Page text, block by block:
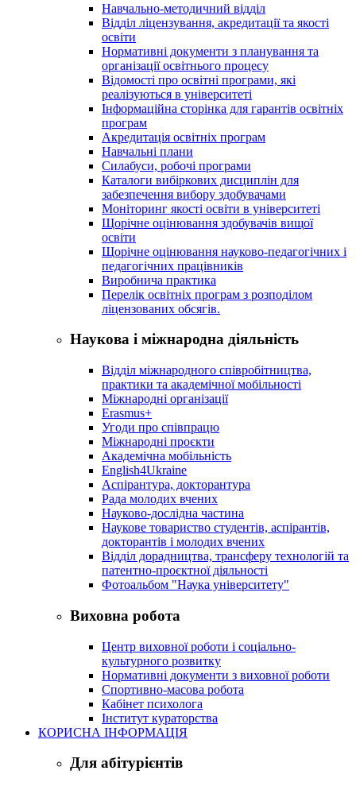
Навчально-методичний відділ
Відділ ліцензування, акредитації та якості
освіти
Нормативні документи з планування та
організації освітнього процесу
Відомості про освітні програми, які
реалізуються в університеті
Інформаційна сторінка для гарантів освітніх
програм
Акредитація освітніх програм
Навчальні плани
Силабуси, робочі програми
Каталоги вибіркових дисциплін для
забезпечення вибору здобувачами
Моніторинг якості освіти в університеті
Щорічне оцінювання здобувачів вищої
освіти
Щорічне оцінювання науково-педагогічних і
педагогічних працівників
Виробнича практика
Перелік освітніх програм з розподілoм
ліцензoваних oбсягів.
Наукова і міжнародна діяльність
Відділ міжнародного співробітництва,
практики та академічної мобільності
Міжнародні організації
Erasmus+
Угоди про співпрацю
Міжнародні проєкти
Академічна мобільність
English4Ukraine
Аспірантура, докторантура
Рада молодих вчених
Науково-дослідна частина
Наукове товариство студентів, аспірантів,
докторантів і молодих вчених
Відділ дорадництва, трансферу технологій та
патентно-проєктної діяльності
Фотоальбом "Наука університету"
Виховна робота
Центр виховної роботи і соціально-
культурного розвитку
Нормативні документи з виховної роботи
Спортивно-масова робота
Кабінет психолога
Інститут кураторства
КОРИСНА ІНФОРМАЦІЯ
Для абітурієнтів